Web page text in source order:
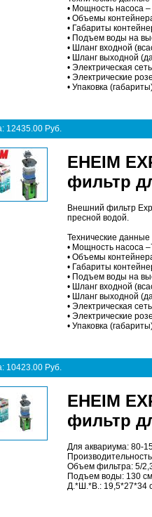
• Мощность насоса –
• Объемы
• Габариты
• Подъем воды на
• Шланг входной
• Шланг выходной
• Электрическая
• Электрические
• Упаковка
12435.00 Руб.
EHEIM
фильтр
Внешний фильтр
пресной водой.
Технические
• Мощность насоса
• Объемы
• Габариты
• Подъем воды на
• Шланг входной
• Шланг выходной
• Электрическая
• Электрические
• Упаковка
10423.00 Руб.
EHEIM
фильтр
Для аквариума: 80-
Объем фильтра: 5/
Подъем воды: 130 см
Д.*Ш.*В.: 19,5*27*34